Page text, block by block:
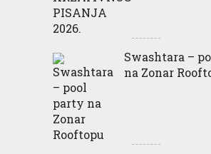
Swashtara –
na Zonar